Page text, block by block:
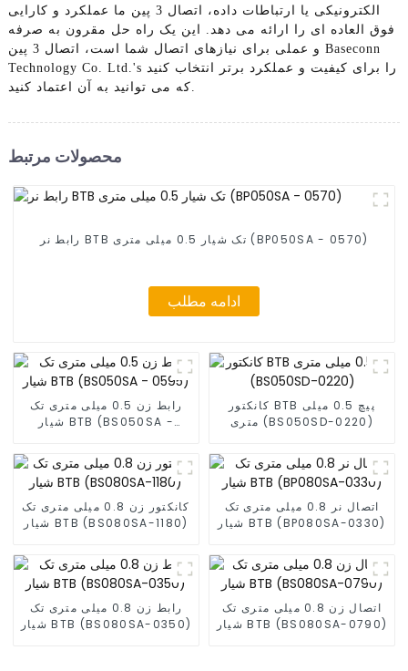
الکترونیکی یا ارتباطات داده، اتصال 3 پین ما عملکرد و کارایی
فوق العاده ای را ارائه می دهد. این یک راه حل مقرون به صرفه
و عملی برای نیازهای اتصال شما است، اتصال 3 پین Baseconn
Technology Co. Ltd.'s را برای کیفیت و عملکرد برتر انتخاب کنید
که می توانید به آن اعتماد کنید.
محصولات مرتبط
رابط نر BTB تک شیار 0.5 میلی متری (BP050SA - 0570)
ادامه مطلب
رابط زن 0.5 میلی متری تک
شیار BTB (BS050SA -
کانکتور BTB پیچ 0.5 میلی
متری (BS050SD-0220)
کانکتور زن 0.8 میلی متری تک
شیار BTB (BS080SA-1180)
اتصال نر 0.8 میلی متری تک
شیار BTB (BP080SA-0330)
رابط زن 0.8 میلی متری تک
شیار BTB (BS080SA-0350)
اتصال زن 0.8 میلی متری تک
شیار BTB (BS080SA-0790)